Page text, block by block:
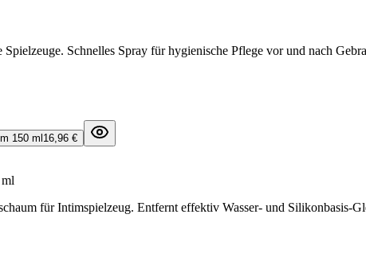
Schnelles Spray für hygienische Pflege vor und nach
150 ml 16,96 €
für Intimspielzeug. Entfernt effektiv Wasser- und Silikonbasis-